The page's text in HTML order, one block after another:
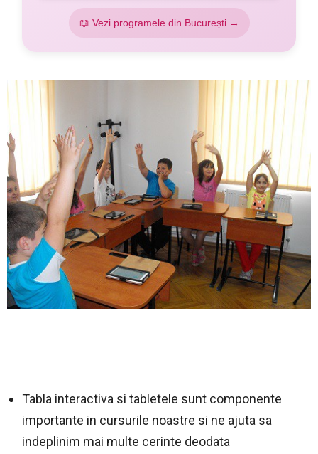
📖 Vezi programele din București →
Tabla interactiva si tabletele sunt componente
importante in cursurile noastre si ne ajuta sa
indeplinim mai multe cerinte deodata